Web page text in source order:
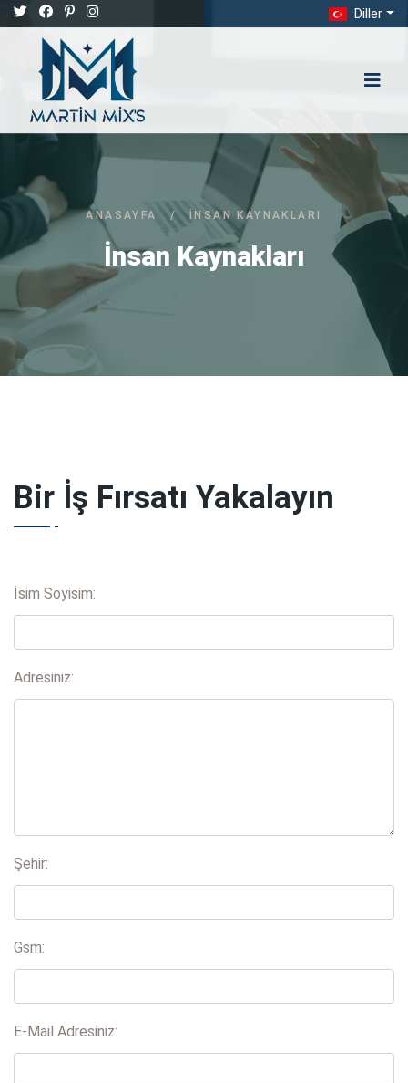
Diller
ANASAYFA / İNSAN KAYNAKLARI
İnsan Kaynakları
Bir İş Fırsatı Yakalayın
İsim Soyisim:
Adresiniz:
Şehir:
Gsm:
E-Mail Adresiniz: